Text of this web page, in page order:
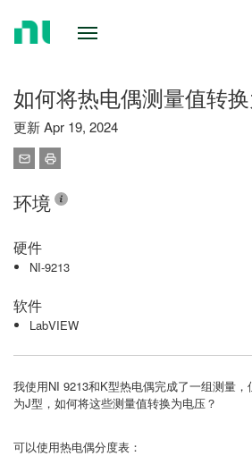
如何将热电偶测量值转换
更新 Apr 19, 2024
环境
硬件
NI-9213
软件
LabVIEW
我使用NI 9213和K型热电偶完成了一组测量
为J型，如何将这些测量值转换为电压？
可以使用热电偶分度表：